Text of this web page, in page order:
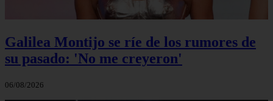
Galilea Montijo se ríe de los rumores de
su pasado: 'No me creyeron'
06/08/2026